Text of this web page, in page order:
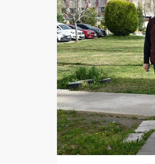
Yazarlar
Resmi İlan
Resmi Reklam